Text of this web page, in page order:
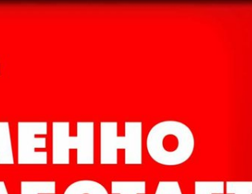
При покупке
Характеристики
1/4" SL PH PZ TORX